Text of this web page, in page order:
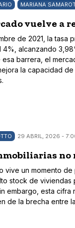
MARIANA
vuelve a
de 2021, la tasa
alcanzando
barrera, el
la capacidad
29 ABRIL, 2026 -
no
vive un momento
stock de
embargo, esta
de la brecha entre